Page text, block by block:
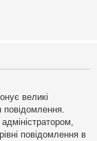
великі
повідомлення в